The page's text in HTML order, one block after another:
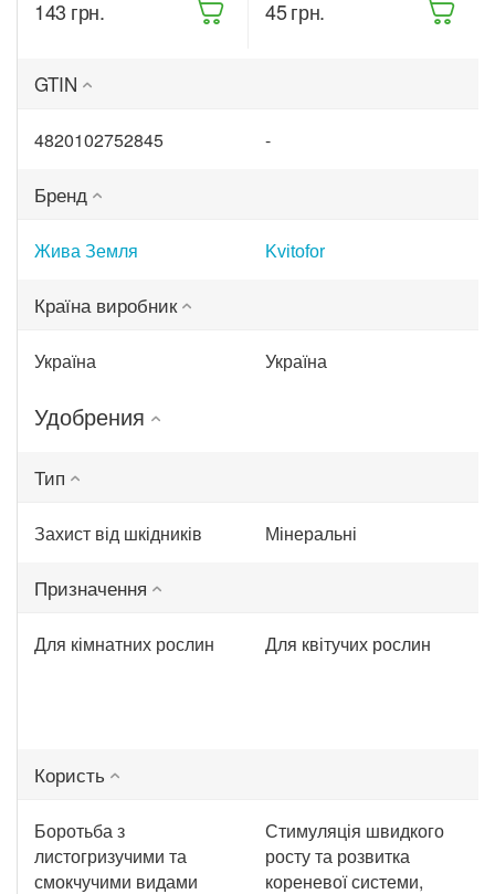
спрей 300 мл
‍143‍ грн. ‍45‍грн.
GTIN
4820102752845 -
Бренд
Жива Земля Kvitofor
Країна виробник
Україна Україна
Удобрения
Тип
Захист від шкідників Мінеральні
Призначення
Для кімнатних рослин Для квітучих рослин
Користь
Боротьба з
листогризучими та
смокчучими видами
Стимуляція швидкого
росту та розвитка
кореневої системи,